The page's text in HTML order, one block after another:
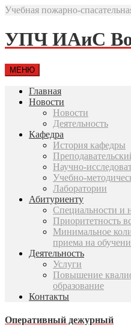
Учебная пожарно-
УПЧ ИАиС
МЕНЮ
Главная
Новости
Новости
Деятельность
Кафедра
История кафедры
Научно-
Учебно-
Лаборатории
Абитуриенту
Специальности и
Приоритетность
Минимальное
приема на
Деятельность
Услуги
Повышение
образование
Контакты
Оперативный дежурный